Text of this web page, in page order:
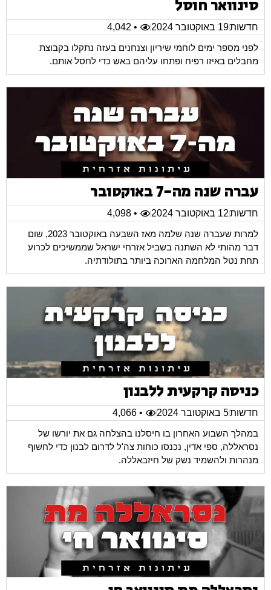
סינוואר חוסל
חדשות19 באוקטובר 2024
• 4,042
לפני מספר ימים לוחמי שיריון וצנחנים בעזה נתקלו בקבוצת
מחבלים באיזו רפיח ופתחו עליהם באש כדי לחסל אותם.
עברה שנה מה-7 באוקטובר
חדשות12 באוקטובר 2024
• 4,098
למרות שעברה שנה שלמה מאז השבעה באוקטובר 2023, שום
דבר מהותי לא השתנה בשביל אזרחי ישראל שממשיכים לכרוע
תחת נטל המלחמה הארוכה ביותר בתולודתיה.
כניסה קרקעית ללבנון
חדשות5 באוקטובר 2024
• 4,066
במהלך השבוע האחרון בו חיסלנו בהצלחה גם את יורשו של
נסראללה, ספי אדין, נכנסו כוחות צה'ל לדרום לבנון כדי לחשוף
מנהרות ולהשמיד נשק של חיזבאללה.